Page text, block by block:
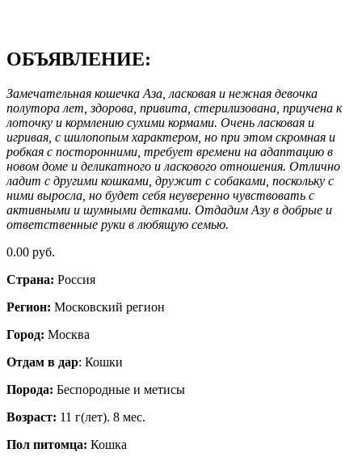
ОБЪЯВЛЕНИЕ:
Замечательная кошечка Аза, ласковая и нежная девочка
полутора лет, здорова, привита, стерилизована, приучена к
лоточку и кормлению сухими кормами. Очень ласковая и
игривая, с шилопопым характером, но при этом скромная и
робкая с посторонними, требует времени на адаптацию в
новом доме и деликатного и ласкового отношения. Отлично
ладит с другими кошками, дружит с собаками, поскольку с
ними выросла, но будет себя неуверенно чувствовать с
активными и шумными детками. Отдадим Азу в добрые и
ответственные руки в любящую семью.
0.00 руб.
Страна: Россия
Регион: Московский регион
Город: Москва
Отдам в дар: Кошки
Порода: Беспородные и метисы
Возраст: 11 г(лет). 8 мес.
Пол питомца: Кошка